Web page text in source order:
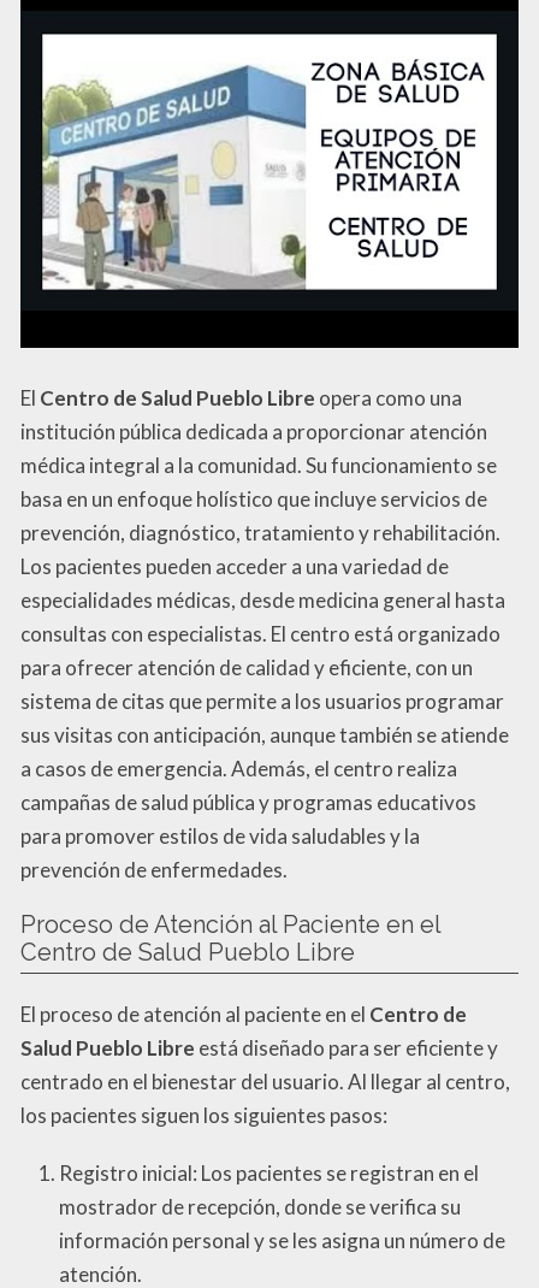
El Centro de Salud Pueblo Libre opera como una
institución pública dedicada a proporcionar atención
médica integral a la comunidad. Su funcionamiento se
basa en un enfoque holístico que incluye servicios de
prevención, diagnóstico, tratamiento y rehabilitación.
Los pacientes pueden acceder a una variedad de
especialidades médicas, desde medicina general hasta
consultas con especialistas. El centro está organizado
para ofrecer atención de calidad y eficiente, con un
sistema de citas que permite a los usuarios programar
sus visitas con anticipación, aunque también se atiende
a casos de emergencia. Además, el centro realiza
campañas de salud pública y programas educativos
para promover estilos de vida saludables y la
prevención de enfermedades.
Proceso de Atención al Paciente en el
Centro de Salud Pueblo Libre
El proceso de atención al paciente en el Centro de
Salud Pueblo Libre está diseñado para ser eficiente y
centrado en el bienestar del usuario. Al llegar al centro,
los pacientes siguen los siguientes pasos:
Registro inicial: Los pacientes se registran en el
mostrador de recepción, donde se verifica su
información personal y se les asigna un número de
atención.